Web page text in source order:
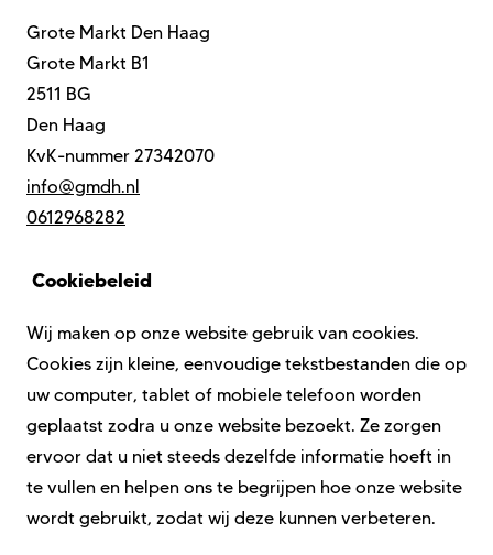
Grote Markt Den Haag
Grote Markt B1
2511 BG
Den Haag
KvK-nummer 27342070
info@gmdh.nl
0612968282
Cookiebeleid
Wij maken op onze website gebruik van cookies.
Cookies zijn kleine, eenvoudige tekstbestanden die op
uw computer, tablet of mobiele telefoon worden
geplaatst zodra u onze website bezoekt. Ze zorgen
ervoor dat u niet steeds dezelfde informatie hoeft in
te vullen en helpen ons te begrijpen hoe onze website
wordt gebruikt, zodat wij deze kunnen verbeteren.